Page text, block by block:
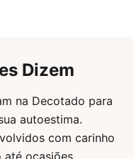
Dizem
na Decotado para
autoestima.
com carinho
até ocasiões